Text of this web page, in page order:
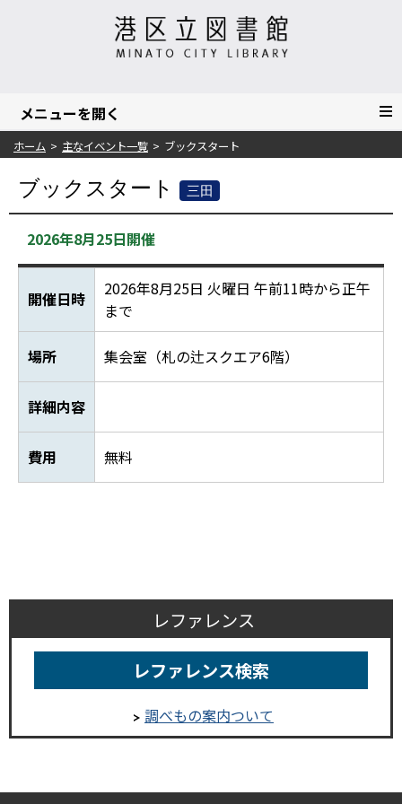
ホーム 主なイベント一覧 ブックスタート
レファレンス
レファレンス検索
調べもの案内ついて
ブックスタート 三田
2026年8月25日開催
開催日時
2026年8月25日 火曜日 午前11時から正午
まで
場所 集会室（札の辻スクエア6階）
詳細内容
費用 無料